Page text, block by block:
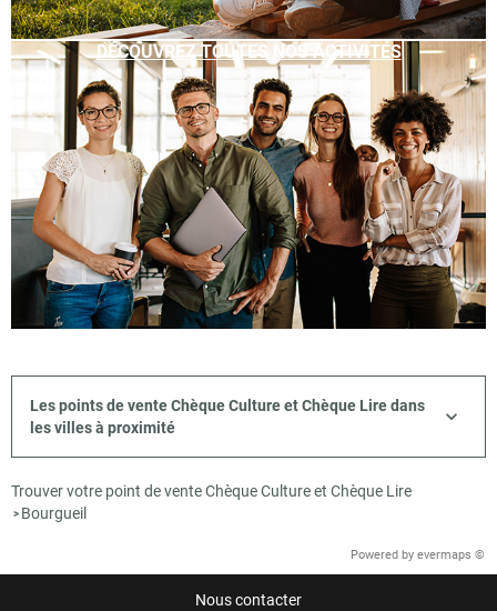
DÉCOUVREZ TOUTES NOS ACTIVITÉS
Les points de vente Chèque Culture et Chèque Lire dans
les villes à proximité
Trouver votre point de vente Chèque Culture et Chèque Lire
> Bourgueil
Powered by evermaps ©
Nous contacter